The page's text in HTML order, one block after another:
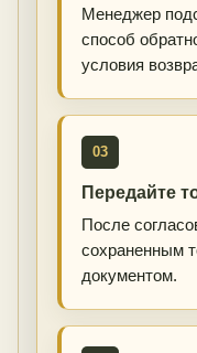
Менеджер
способ
условия
03
Передайте
После
сохраненным
документом.